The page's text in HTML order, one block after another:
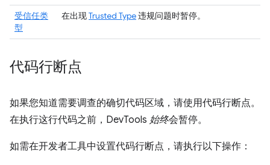
受信任类
型
在出现Trusted Type违规问题时暂停。
代码行断点
如果您知道需要调查的确切代码区域，请使用代码行断点。
在执行这行代码之前，DevTools 始终会暂停。
如需在开发者工具中设置代码行断点，请执行以下操作：